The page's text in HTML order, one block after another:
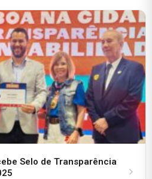
Selo de Transparência